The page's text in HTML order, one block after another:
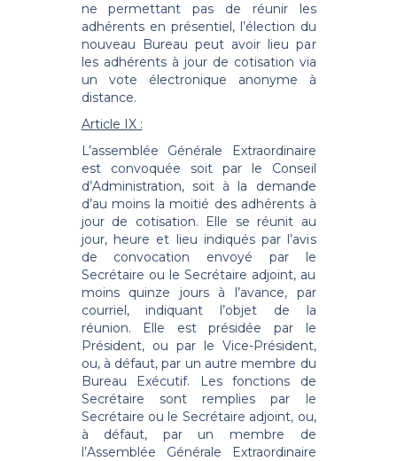
ne permettant pas de réunir les
adhérents en présentiel, l’élection du
nouveau Bureau peut avoir lieu par
les adhérents à jour de cotisation via
un vote électronique anonyme à
distance.
Article IX :
L’assemblée Générale Extraordinaire
est convoquée soit par le Conseil
d’Administration, soit à la demande
d’au moins la moitié des adhérents à
jour de cotisation. Elle se réunit au
jour, heure et lieu indiqués par l’avis
de convocation envoyé par le
Secrétaire ou le Secrétaire adjoint, au
moins quinze jours à l’avance, par
courriel, indiquant l’objet de la
réunion. Elle est présidée par le
Président, ou par le Vice-Président,
ou, à défaut, par un autre membre du
Bureau Exécutif. Les fonctions de
Secrétaire sont remplies par le
Secrétaire ou le Secrétaire adjoint, ou,
à défaut, par un membre de
l’Assemblée Générale Extraordinaire